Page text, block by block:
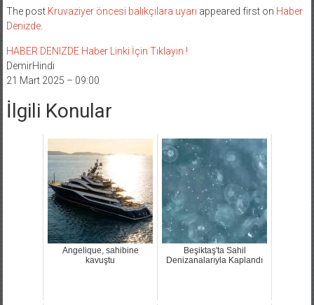
The post Kruvaziyer öncesi balıkçılara uyarı appeared first on Haber
Denizde.
HABER DENIZDE Haber Linki İçin Tıklayın !
DemirHindi
21 Mart 2025 – 09:00
İlgili Konular
Angelique, sahibine
kavuştu
Beşiktaş'ta Sahil
Denizanalarıyla Kaplandı